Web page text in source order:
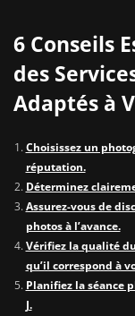
6 Conseils
des
Adaptés à
Choisissez un
réputation.
Déterminez
Assurez-vous de
photos à l’avance.
Vérifiez la qualité
qu’il correspond à
Planifiez la séance
J.